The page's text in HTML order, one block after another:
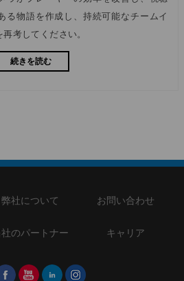
る物語を作成し、持続可能なチームイ
考してください。
続きを読む
弊社について お問い合わせ
社のパートナー キャリア